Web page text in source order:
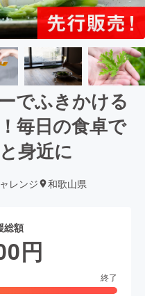
でふきかける
毎日の食卓で
身近に
レンジ 和歌山県
総額
円
終了